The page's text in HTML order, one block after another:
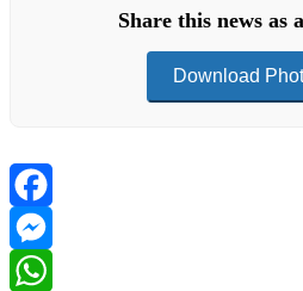
Share this news as
Download
Facebook
Messenger